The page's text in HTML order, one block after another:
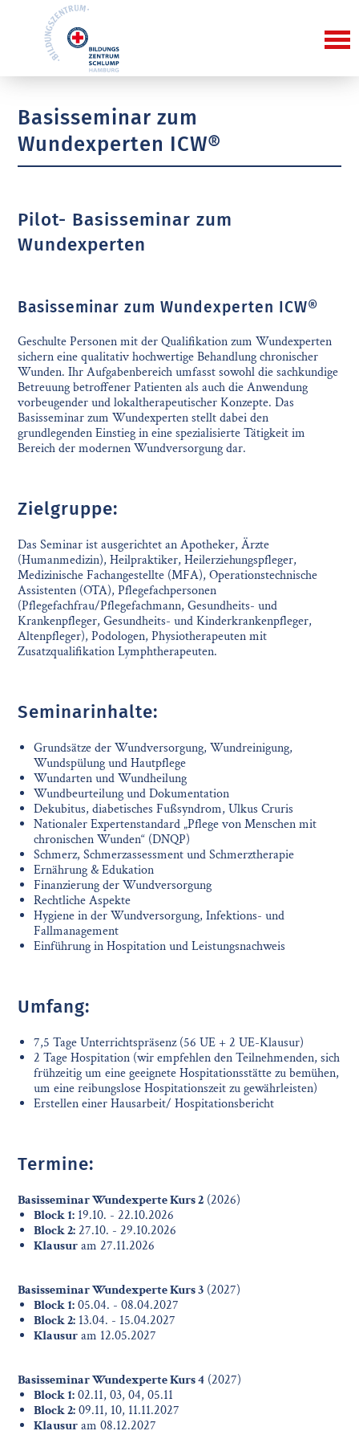
Basisseminar zum
Wundexperten ICW®
Pilot- Basisseminar zum
Wundexperten
Basisseminar zum Wundexperten ICW®
Geschulte Personen mit der Qualifikation zum Wundexperten
sichern eine qualitativ hochwertige Behandlung chronischer
Wunden. Ihr Aufgabenbereich umfasst sowohl die sachkundige
Betreuung betroffener Patienten als auch die Anwendung
vorbeugender und lokaltherapeutischer Konzepte. Das
Basisseminar zum Wundexperten stellt dabei den
grundlegenden Einstieg in eine spezialisierte Tätigkeit im
Bereich der modernen Wundversorgung dar.
Zielgruppe:
Das Seminar ist ausgerichtet an Apotheker, Ärzte
(Humanmedizin), Heilpraktiker, Heilerziehungspfleger,
Medizinische Fachangestellte (MFA), Operationstechnische
Assistenten (OTA), Pflegefachpersonen
(Pflegefachfrau/Pflegefachmann, Gesundheits- und
Krankenpfleger, Gesundheits- und Kinderkrankenpfleger,
Altenpfleger), Podologen, Physiotherapeuten mit
Zusatzqualifikation Lymphtherapeuten.
Seminarinhalte:
Grundsätze der Wundversorgung, Wundreinigung,
Wundspülung und Hautpflege
Wundarten und Wundheilung
Wundbeurteilung und Dokumentation
Dekubitus, diabetisches Fußsyndrom, Ulkus Cruris
Nationaler Expertenstandard „Pflege von Menschen mit
chronischen Wunden“ (DNQP)
Schmerz, Schmerzassessment und Schmerztherapie
Ernährung & Edukation
Finanzierung der Wundversorgung
Rechtliche Aspekte
Hygiene in der Wundversorgung, Infektions- und
Fallmanagement
Einführung in Hospitation und Leistungsnachweis
Umfang:
7,5 Tage Unterrichtspräsenz (56 UE + 2 UE-Klausur)
2 Tage Hospitation (wir empfehlen den Teilnehmenden, sich
frühzeitig um eine geeignete Hospitationsstätte zu bemühen,
um eine reibungslose Hospitationszeit zu gewährleisten)
Erstellen einer Hausarbeit/ Hospitationsbericht
Termine:
Basisseminar Wundexperte Kurs 2 (2026)
Block 1: 19.10. - 22.10.2026
Block 2:27.10. - 29.10.2026
Klausuram 27.11.2026
Basisseminar Wundexperte Kurs 3 (2027)
Block 1:05.04. - 08.04.2027
Block 2: 13.04. - 15.04.2027
Klausuram 12.05.2027
Basisseminar Wundexperte Kurs 4 (2027)
Block 1:02.11, 03, 04, 05.11
Block 2:09.11, 10, 11.11.2027
Klausuram 08.12.2027